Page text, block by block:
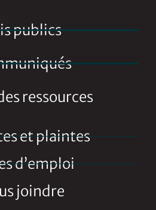
publics
ressources
et plaintes
d’emploi
joindre